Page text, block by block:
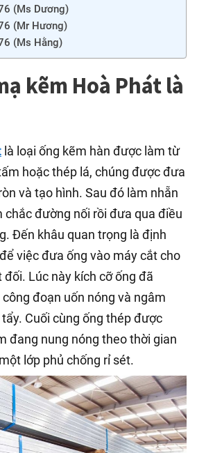
(Ms Dương)
(Mr Hương)
(Ms Hằng)
kẽm Hoà Phát là
là loại ống kẽm hàn được làm từ
hoặc thép lá, chúng được đưa
và tạo hình. Sau đó làm nhẵn
chắc đường nối rồi đưa qua điều
Đến khâu quan trọng là định
việc đưa ống vào máy cắt cho
Lúc này kích cỡ ống đã
đoạn uốn nóng và ngâm
Cuối cùng ống thép được
đang nung nóng theo thời gian
lớp phủ chống rỉ sét.